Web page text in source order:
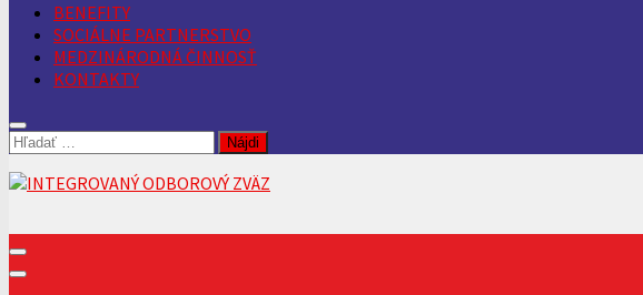
BENEFITY
SOCIÁLNE PARTNERSTVO
MEDZINÁRODNÁ ČINNOSŤ
KONTAKTY
Hľadať: